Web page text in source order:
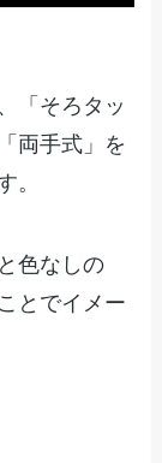
「そろタッ
両手式」を
。
色なしの
とでイメー